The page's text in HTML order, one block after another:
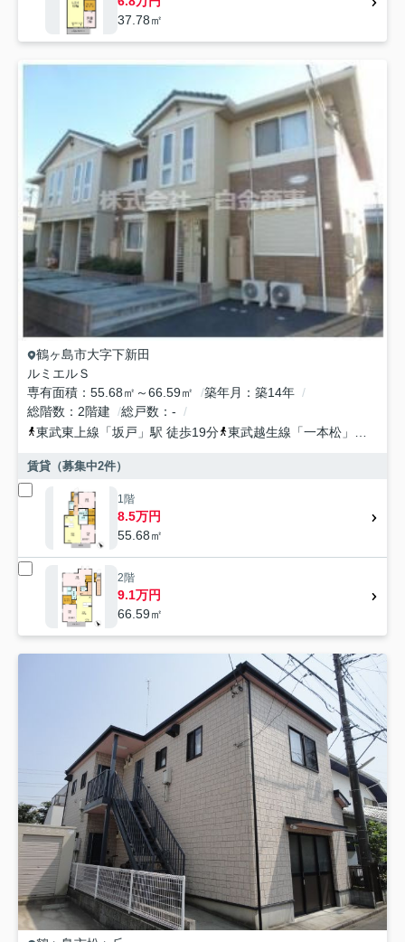
37.78㎡
鶴ヶ島市大字下新田
ルミエルＳ
専有面積
55.68㎡～66.59㎡ 築年月
築14年
総階数
2階建 総戸数
-
東武東上線 「坂戸 」駅 徒歩19分 東武越生線 「一本松 」駅 徒歩24分
賃貸（募集中2件）
1階
8.5万円
55.68㎡
2階
9.1万円
66.59㎡